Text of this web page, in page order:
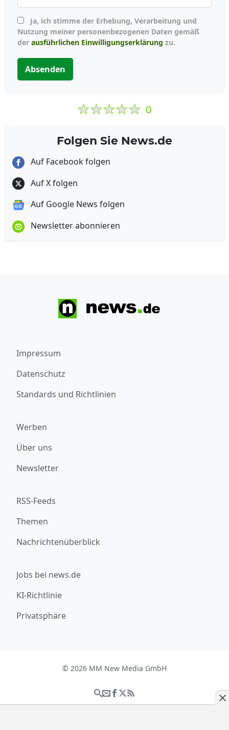
Nutzung meiner personenbezogenen Daten gemäß
der ausführlichen Einwilligungserklärung zu.
Absenden
0
Folgen Sie News.de
Auf Facebook folgen
Auf X folgen
Auf Google News folgen
Newsletter abonnieren
Impressum
Datenschutz
Standards und Richtlinien
Werben
Über uns
Newsletter
RSS-Feeds
Themen
Nachrichtenüberblick
Jobs bei news.de
KI-Richtlinie
Privatsphäre
© 2026 MM New Media GmbH